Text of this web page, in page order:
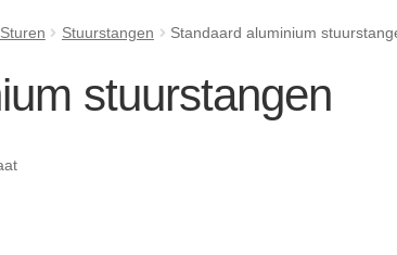
Stuurstangen Standaard aluminium
stuurstangen